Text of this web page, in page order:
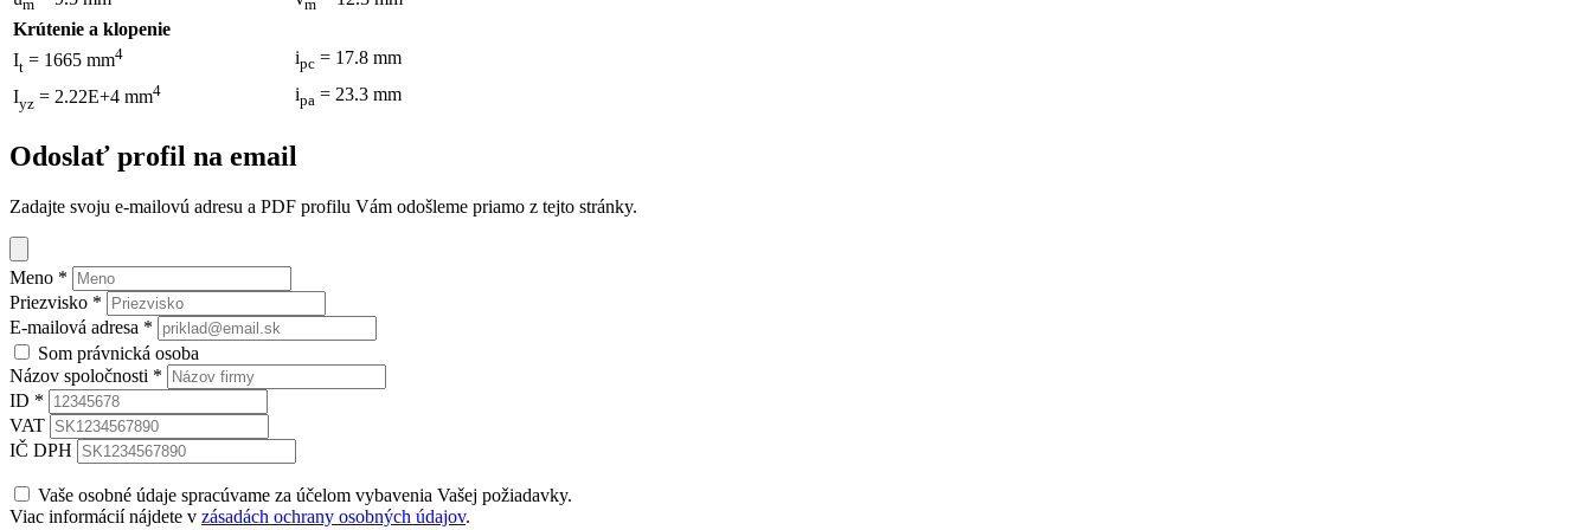
m m
Krútenie a klopenie
It = 1665 mm4 ipc = 17.8 mm
Iyz = 2.22E+4 mm4 ipa = 23.3 mm
Odoslať profil na email
Zadajte svoju e-mailovú adresu a PDF profilu Vám odošleme priamo z tejto stránky.
Meno *
Priezvisko *
E-mailová adresa *
Som právnická osoba
Názov spoločnosti *
ID *
VAT
IČ DPH
Vaše osobné údaje spracúvame za účelom vybavenia Vašej požiadavky.
Viac informácií nájdete v zásadách ochrany osobných údajov.